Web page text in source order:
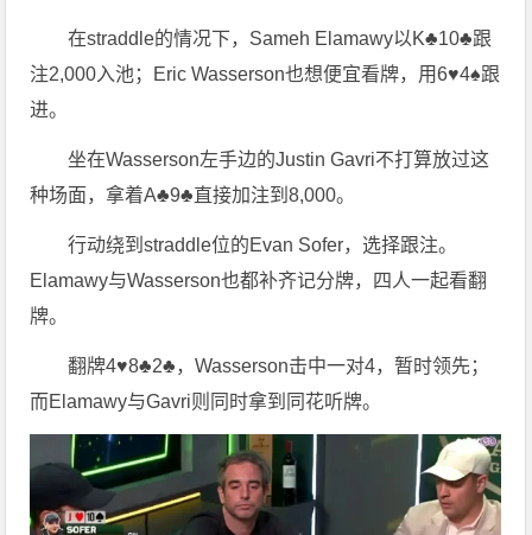
在straddle的情况下，Sameh Elamawy以K♣10♣跟
注2,000入池；Eric Wasserson也想便宜看牌，用6♥4♠跟
进。
坐在Wasserson左手边的Justin Gavri不打算放过这
种场面，拿着A♣9♣直接加注到8,000。
行动绕到straddle位的Evan Sofer，选择跟注。
Elamawy与Wasserson也都补齐记分牌，四人一起看翻
牌。
翻牌4♥8♣2♣，Wasserson击中一对4，暂时领先；
而Elamawy与Gavri则同时拿到同花听牌。